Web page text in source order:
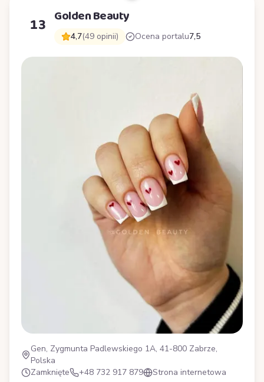
13 Golden Beauty
4,7(49 opinii) Ocena portalu7,5
Gen, Zygmunta Padlewskiego 1A, 41-800 Zabrze,
Polska
Zamknięte
+48 732 917 879 Strona internetowa